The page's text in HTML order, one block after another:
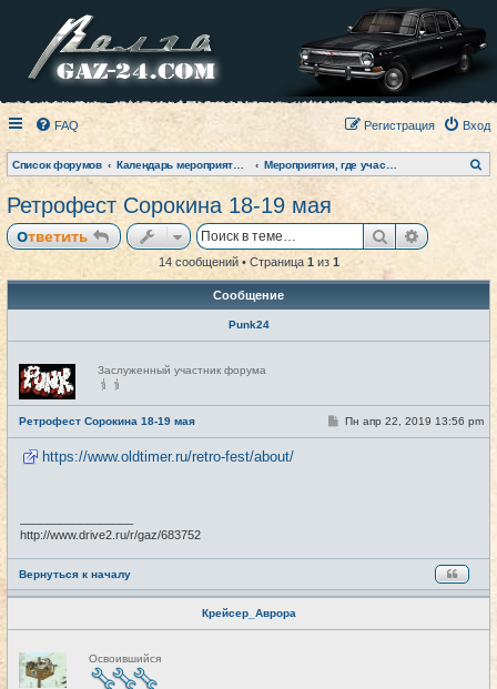
FAQ Вход
Регистрация
Список форумов
о
Ретрофест Сорокина 18-19 мая
Ответить Поиск
14 сообщений • Страница 1из 1
Сообщение
Punk24
Н
е
в
с
е
т
и
Заслуженный участник форума
Ретрофест Сорокина 18-19 мая #1
СПн апр 22, 2019 13:56 pm
https://www.oldtimer.ru/retro-fest/about/
http://www.drive2.ru/r/gaz/683752
Вернуться к началу
Крейсер_Аврора
Н
е
в
Освоившийся